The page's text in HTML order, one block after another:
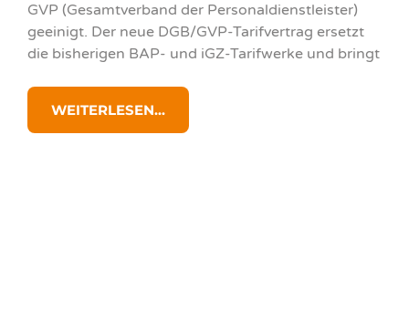
GVP (Gesamtverband der Personaldienstleister)
geeinigt. Der neue DGB/GVP-Tarifvertrag ersetzt
die bisherigen BAP- und iGZ-Tarifwerke und bringt
WEITERLESEN...